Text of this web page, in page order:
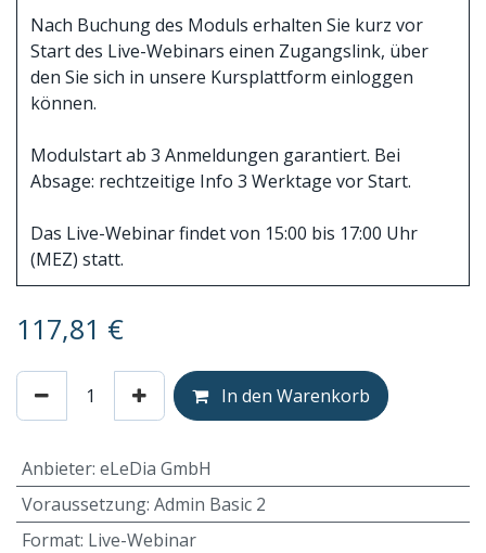
Nach Buchung des Moduls erhalten Sie kurz vor
Start des Live-Webinars einen Zugangslink, über
den Sie sich in unsere Kursplattform einloggen
können.
Modulstart ab 3 Anmeldungen garantiert. Bei
Absage: rechtzeitige Info 3 Werktage vor Start.
Das Live-Webinar findet von 15:00 bis 17:00 Uhr
(MEZ) statt.
117,81 €
In den Warenkorb
Anbieter: eLeDia GmbH
Voraussetzung: Admin Basic 2
Format: Live-Webinar